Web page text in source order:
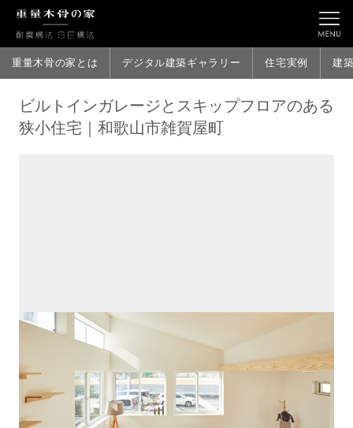
重量木骨の家とは デジタル建築ギャラリー 住宅実例 建
ビルトインガレージとスキップフロアのある
狭小住宅｜和歌山市雑賀屋町